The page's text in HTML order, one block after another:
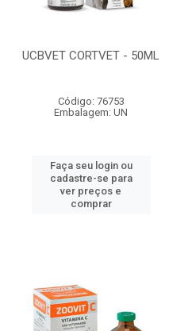
UCBVET CORTVET - 50ML
Código: 76753
Embalagem: UN
Faça seu login ou
cadastre-se para
ver preços e
comprar